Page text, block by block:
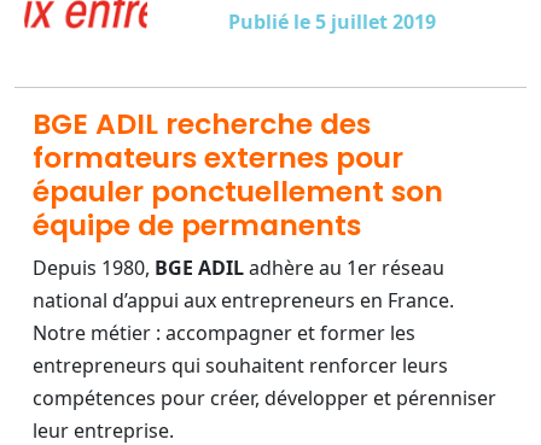
Publié le 5 juillet 2019
BGE ADIL recherche des
formateurs externes pour
épauler ponctuellement son
équipe de permanents
Depuis 1980, BGE ADILadhère au 1er réseau
national d’appui aux entrepreneurs en France.
Notre métier : accompagner et former les
entrepreneurs qui souhaitent renforcer leurs
compétences pour créer, développer et pérenniser
leur entreprise.